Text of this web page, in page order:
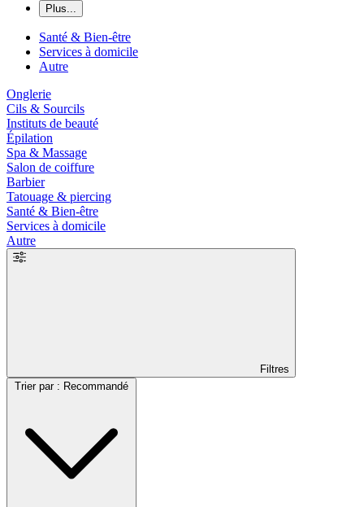
Plus...
Santé & Bien-être
Services à domicile
Autre
Onglerie
Cils & Sourcils
Instituts de beauté
Épilation
Spa & Massage
Salon de coiffure
Barbier
Tatouage & piercing
Santé & Bien-être
Services à domicile
Autre
Filtres